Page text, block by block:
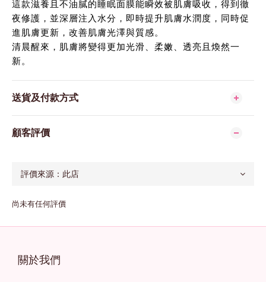
這款滋養且不油膩的睡眠面膜能瞬效被肌膚吸收，得到徹
夜修護，並深層注入水分，即時提升肌膚水潤度，同時促
進肌膚更新，改善肌膚光澤與質感。
清晨醒來，肌膚將變得更加光滑、柔嫩、透亮且煥然一
新。
送貨及付款方式
顧客評價
尚未有任何評價
關於我們